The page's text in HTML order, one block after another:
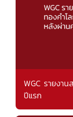
WGC รายงา
ปีแรก